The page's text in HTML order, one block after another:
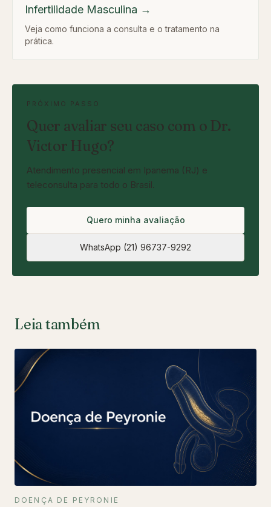
Infertilidade Masculina →
Veja como funciona a consulta e o tratamento na
prática.
PRÓXIMO PASSO
Quer avaliar seu caso com o Dr.
Victor Hugo?
Atendimento presencial em Ipanema (RJ) e
teleconsulta para todo o Brasil.
Quero minha avaliação
WhatsApp (21) 96737-9292
Leia também
DOENÇA DE PEYRONIE